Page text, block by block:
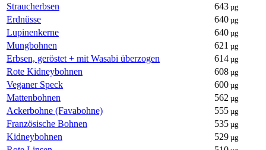
Straucherbsen 643 µg
Erdnüsse 640 µg
Lupinenkerne 640 µg
Mungbohnen 621 µg
Erbsen, geröstet + mit Wasabi überzogen 614 µg
Rote Kidneybohnen 608 µg
Veganer Speck 600 µg
Mattenbohnen 562 µg
Ackerbohne (Favabohne) 555 µg
Französische Bohnen 535 µg
Kidneybohnen 529 µg